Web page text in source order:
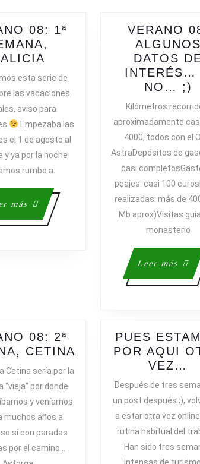
08: 1ª
08:
SEMANA,
GALICIA
esta serie de
las vacaciones
aviso para
Empezaba las
el 1 de agosto al
y ya por la noche
rumbo a
más
Leer
más
VERANO
ALGUNOS
DATOS
INTERÉS…
NO… ;)
Kilómetros
aproximadamente
4000, todos con el
AstraDepósitos de
casi
peajes: casi 100
realizadas: más de
Mb aprox)Visitas
monasterio
Leer más
08: 2ª
CETINA VERANO
SEMANA,
CETINA
Cetina sería por la
“vieja” por donde
y veníamos
muchos años a
sí con paradas
por el camino…
PUES
POR AQUI
VEZ…
Después de tres
un post después ;),
a estar otra vez online
rutina habitual del
Han sido tres